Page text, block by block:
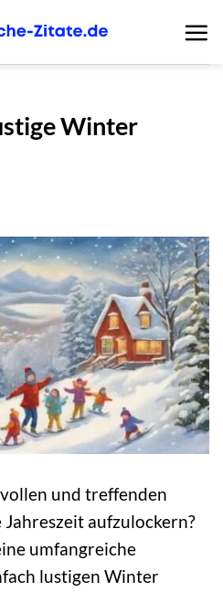
Winter
und treffenden
aufzulockern?
umfangreiche
lustigen Winter